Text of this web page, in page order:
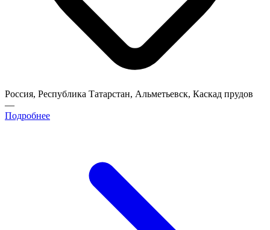
Россия, Республика Татарстан, Альметьевск, Каскад прудов
—
Подробнее